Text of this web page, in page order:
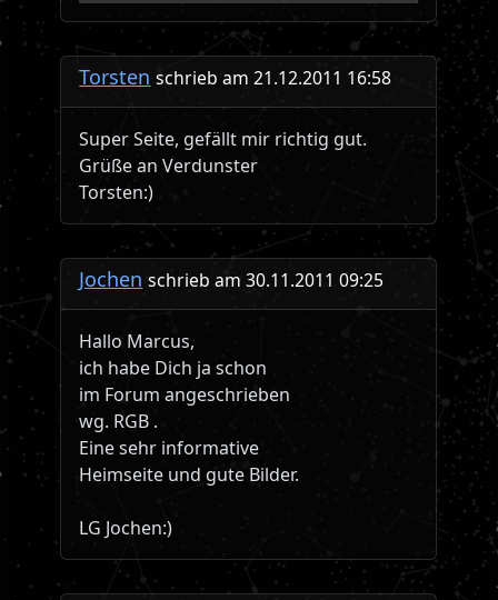
Torsten schrieb am 21.12.2011 16:58
Super Seite, gefällt mir richtig gut.
Grüße an Verdunster
Torsten:)
Jochen schrieb am 30.11.2011 09:25
Hallo Marcus,
ich habe Dich ja schon
im Forum angeschrieben
wg. RGB .
Eine sehr informative
Heimseite und gute Bilder.
LG Jochen:)